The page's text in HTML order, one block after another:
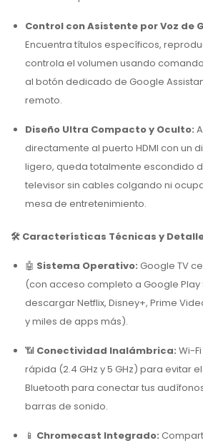
Control con Asistente por Voz de
Encuentra títulos específicos,
controla el volumen usando
al botón dedicado de Google
remoto.
Diseño Ultra Compacto y Oculto:
directamente al puerto HDMI con un
ligero, queda totalmente escondido
televisor sin cables colgando ni
mesa de entretenimiento.
🛠️ Características Técnicas y
🤖 Sistema Operativo: Google TV
(con acceso completo a Google Play
descargar Netflix, Disney+, Prime
y miles de apps más).
📶 Conectividad Inalámbrica: Wi-
rápida (2.4 GHz y 5 GHz) para evitar
Bluetooth para conectar tus
barras de sonido.
📱 Chromecast Integrado: